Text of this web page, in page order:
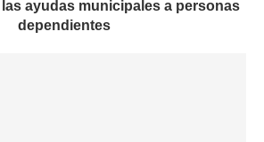
ayudas municipales a personas
dependientes